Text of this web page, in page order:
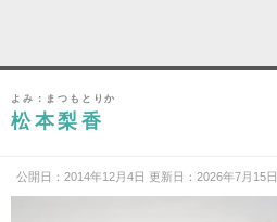
よみ：まつもとりか
松本梨香
公開日：2014年12月4日 更新日：2026年7月15日